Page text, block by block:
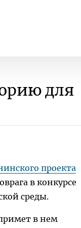
для
проекта
в конкурсе
среды.
в нем